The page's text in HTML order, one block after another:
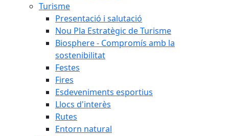
Turisme
Presentació i salutació
Nou Pla Estratègic de Turisme
Biosphere - Compromís amb la
sostenibilitat
Festes
Fires
Esdeveniments esportius
Llocs d'interès
Rutes
Entorn natural